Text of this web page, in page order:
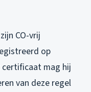
CO-vrij
op
mag hij
van deze regel